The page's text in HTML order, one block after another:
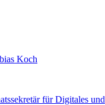
Koch
für Digitales und